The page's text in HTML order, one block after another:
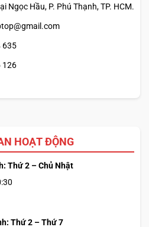
Ngọc Hầu, P. Phú Thạnh, TP. HCM.
635
126
HOẠT ĐỘNG
Thứ 2 – Chủ Nhật
Thứ 2 – Thứ 7